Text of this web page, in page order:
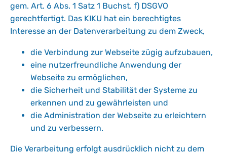
gem. Art. 6 Abs. 1 Satz 1 Buchst. f) DSGVO
gerechtfertigt. Das KIKU hat ein berechtigtes
Interesse an der Datenverarbeitung zu dem Zweck,
die Verbindung zur Webseite zügig aufzubauen,
eine nutzerfreundliche Anwendung der
Webseite zu ermöglichen,
die Sicherheit und Stabilität der Systeme zu
erkennen und zu gewährleisten und
die Administration der Webseite zu erleichtern
und zu verbessern.
Die Verarbeitung erfolgt ausdrücklich nicht zu dem